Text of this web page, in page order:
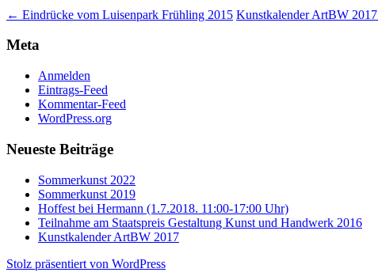
Beitrags-
Navigation
← Eindrücke vom Luisenpark Frühling 2015 Kunstkalender ArtBW 2017
Meta
Anmelden
Eintrags-Feed
Kommentar-Feed
WordPress.org
Neueste Beiträge
Sommerkunst 2022
Sommerkunst 2019
Hoffest bei Hermann (1.7.2018. 11:00-17:00 Uhr)
Teilnahme am Staatspreis Gestaltung Kunst und Handwerk 2016
Kunstkalender ArtBW 2017
Stolz präsentiert von WordPress